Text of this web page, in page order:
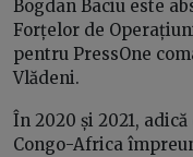
Bogdan Baciu este
Forțelor de
pentru PressOne
Vlădeni.
În 2020 și 2021,
Congo-Africa